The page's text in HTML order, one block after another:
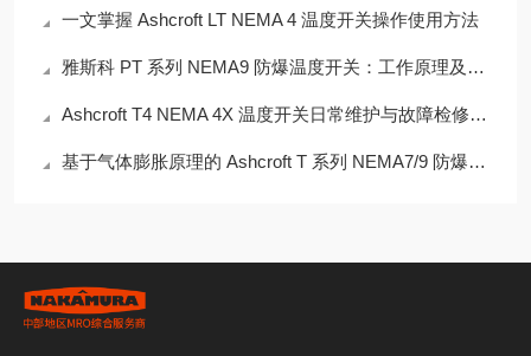
一文掌握 Ashcroft LT NEMA 4 温度开关操作使用方法
雅斯科 PT 系列 NEMA9 防爆温度开关：工作原理及适配场景
Ashcroft T4 NEMA 4X 温度开关日常维护与故障检修技巧
基于气体膨胀原理的 Ashcroft T 系列 NEMA7/9 防爆温度开关工作机制研究